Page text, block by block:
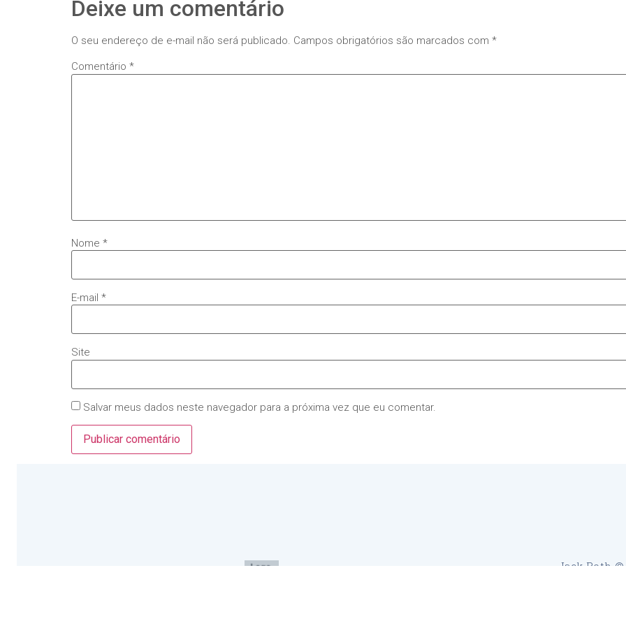
Deixe um comentário
O seu endereço de e-mail não será publicado. Campos obrigatórios são marcados com *
Comentário *
Nome *
E-mail *
Site
Salvar meus dados neste navegador para a próxima vez que eu comentar.
Jack Roth